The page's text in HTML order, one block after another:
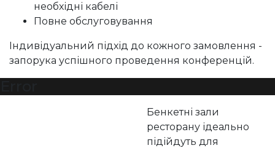
необхідні кабелі
Повне обслуговування
Індивідуальний підхід до кожного замовлення -
запорука успішного проведення конференцій.
Бенкетні зали
ресторану ідеально
підійдуть для